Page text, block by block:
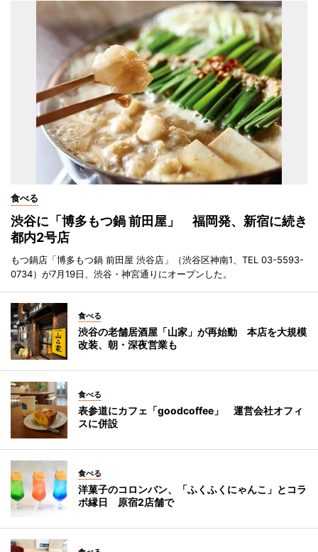
食べる
渋谷に「博多もつ鍋 前田屋」 福岡発、新宿に続き
都内2号店
もつ鍋店「博多もつ鍋 前田屋 渋谷店」（渋谷区神南1、TEL 03-5593-
0734）が7月19日、渋谷・神宮通りにオープンした。
食べる
渋谷の老舗居酒屋「山家」が再始動 本店を大規模
改装、朝・深夜営業も
食べる
表参道にカフェ「goodcoffee」 運営会社オフィ
スに併設
食べる
洋菓子のコロンバン、「ふくふくにゃんこ」とコラ
ボ縁日 原宿2店舗で